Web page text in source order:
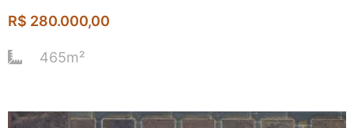
R$ 280.000,00
465m²